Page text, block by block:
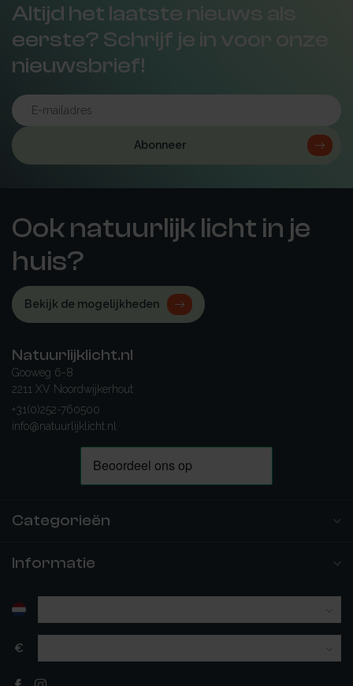
Altijd het laatste nieuws als
eerste? Schrijf je in voor onze
nieuwsbrief!
Abonneer
Ook natuurlijk licht in je
huis?
Bekijk de mogelijkheden
Natuurlijklicht.nl
Gooweg 6-8
2211 XV Noordwijkerhout
+31(0)252-760500
info@natuurlijklicht.nl
Categorieën
Informatie
€